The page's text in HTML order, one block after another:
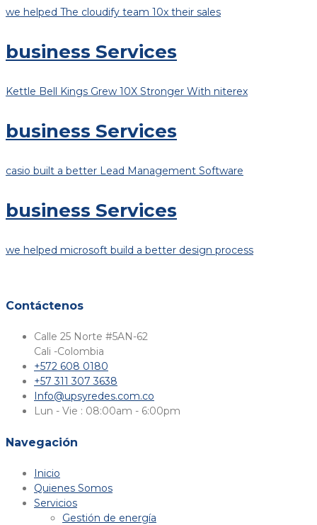
we helped The cloudify team 10x their sales
business Services
Kettle Bell Kings Grew 10X Stronger With niterex
business Services
casio built a better Lead Management Software
business Services
we helped microsoft build a better design process
Contáctenos
Calle 25 Norte #5AN-62
Cali -Colombia​
+572 608 0180
+57 311 307 3638
Info@upsyredes.com.co
Lun - Vie : 08:00am - 6:00pm
Navegación
Inicio
Quienes Somos
Servicios
Gestión de energía